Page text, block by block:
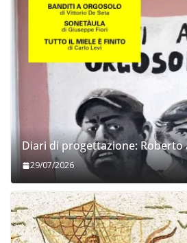
Diari di progettazione: Roberto
29/07/2026